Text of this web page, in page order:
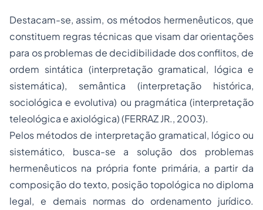
Destacam-se, assim, os métodos hermenêuticos, que
constituem regras técnicas que visam dar orientações
para os problemas de decidibilidade dos conflitos, de
ordem sintática (interpretação gramatical, lógica e
sistemática), semântica (interpretação histórica,
sociológica e evolutiva) ou pragmática (interpretação
teleológica e axiológica) (FERRAZ JR., 2003).
Pelos métodos de interpretação gramatical, lógico ou
sistemático, busca-se a solução dos problemas
hermenêuticos na própria fonte primária, a partir da
composição do texto, posição topológica no diploma
legal, e demais normas do ordenamento jurídico.